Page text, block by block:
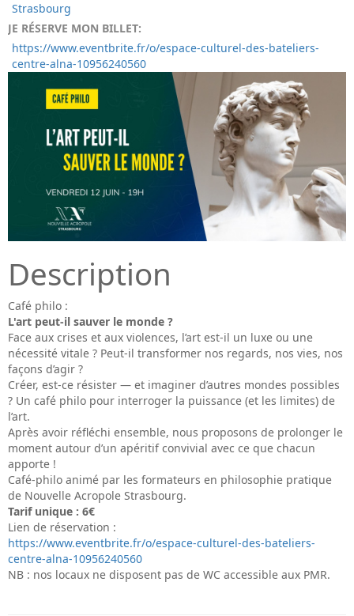
Strasbourg
JE RÉSERVE MON BILLET:
https://www.eventbrite.fr/o/espace-culturel-des-bateliers-
centre-alna-10956240560
Description
Café philo :
L'art peut-il sauver le monde ?
Face aux crises et aux violences, l’art est-il un luxe ou une
nécessité vitale ? Peut-il transformer nos regards, nos vies, nos
façons d’agir ?
Créer, est-ce résister — et imaginer d’autres mondes possibles
? Un café philo pour interroger la puissance (et les limites) de
l’art.
Après avoir réfléchi ensemble, nous proposons de prolonger le
moment autour d’un apéritif convivial avec ce que chacun
apporte !
Café-philo animé par les formateurs en philosophie pratique
de Nouvelle Acropole Strasbourg.
Tarif unique : 6€
Lien de réservation :
https://www.eventbrite.fr/o/espace-culturel-des-bateliers-
centre-alna-10956240560
NB : nos locaux ne disposent pas de WC accessible aux PMR.